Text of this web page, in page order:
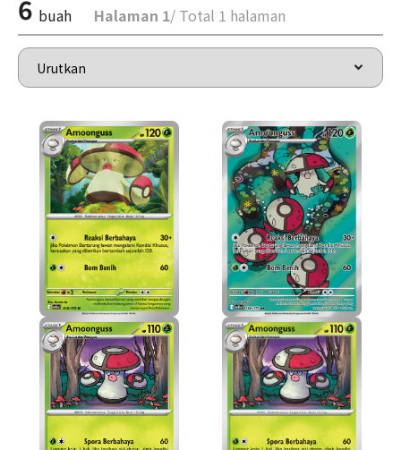
6 buah Halaman 1/ Total 1 halaman